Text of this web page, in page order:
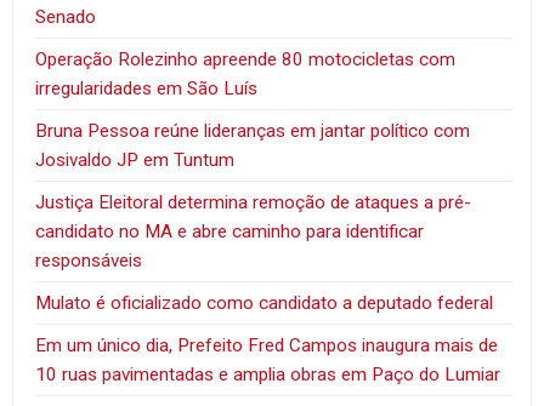
Senado
Operação Rolezinho apreende 80 motocicletas com
irregularidades em São Luís
Bruna Pessoa reúne lideranças em jantar político com
Josivaldo JP em Tuntum
Justiça Eleitoral determina remoção de ataques a pré-
candidato no MA e abre caminho para identificar
responsáveis
Mulato é oficializado como candidato a deputado federal
Em um único dia, Prefeito Fred Campos inaugura mais de
10 ruas pavimentadas e amplia obras em Paço do Lumiar